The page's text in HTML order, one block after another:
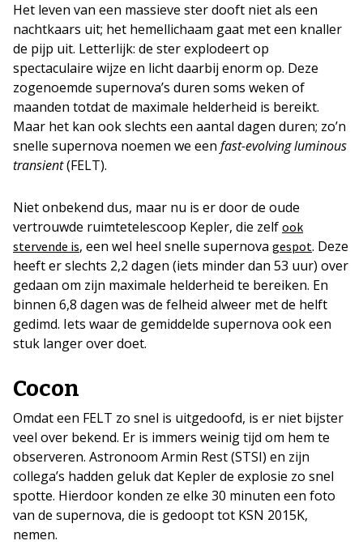
Het leven van een massieve ster dooft niet als een
nachtkaars uit; het hemellichaam gaat met een knaller
de pijp uit. Letterlijk: de ster explodeert op
spectaculaire wijze en licht daarbij enorm op. Deze
zogenoemde supernova’s duren soms weken of
maanden totdat de maximale helderheid is bereikt.
Maar het kan ook slechts een aantal dagen duren; zo’n
snelle supernova noemen we een fast-evolving luminous
transient(FELT).
Niet onbekend dus, maar nu is er door de oude
vertrouwde ruimtetelescoop Kepler, die zelf ook
stervende is, een wel heel snelle supernova gespot. Deze
heeft er slechts 2,2 dagen (iets minder dan 53 uur) over
gedaan om zijn maximale helderheid te bereiken. En
binnen 6,8 dagen was de felheid alweer met de helft
gedimd. Iets waar de gemiddelde supernova ook een
stuk langer over doet.
Cocon
Omdat een FELT zo snel is uitgedoofd, is er niet bijster
veel over bekend. Er is immers weinig tijd om hem te
observeren. Astronoom Armin Rest (STSI) en zijn
collega’s hadden geluk dat Kepler de explosie zo snel
spotte. Hierdoor konden ze elke 30 minuten een foto
van de supernova, die is gedoopt tot KSN 2015K,
nemen.